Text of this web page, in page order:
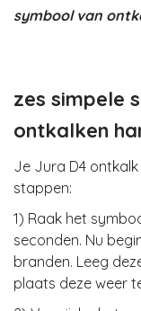
symbool van
zes simpele
ontkalken
Je Jura D4
stappen:
1) Raak het
seconden. Nu
branden. Leeg
plaats deze weer